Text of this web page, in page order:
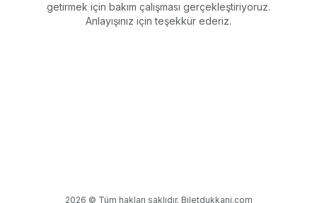
getirmek için bakım çalışması gerçekleştiriyoruz.
Anlayışınız için teşekkür ederiz.
2026 © Tüm hakları saklıdır. Biletdukkani.com